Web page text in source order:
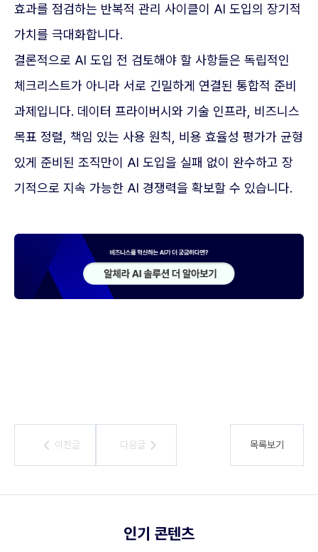
효과를 점검하는 반복적 관리 사이클이 AI 도입의 장기적
가치를 극대화합니다.
결론적으로 AI 도입 전 검토해야 할 사항들은 독립적인
체크리스트가 아니라 서로 긴밀하게 연결된 통합적 준비
과제입니다. 데이터 프라이버시와 기술 인프라, 비즈니스
목표 정렬, 책임 있는 사용 원칙, 비용 효율성 평가가 균형
있게 준비된 조직만이 AI 도입을 실패 없이 완수하고 장
기적으로 지속 가능한 AI 경쟁력을 확보할 수 있습니다.
이전글
이전글 다음글
다음글 목록보기
인기 콘텐츠